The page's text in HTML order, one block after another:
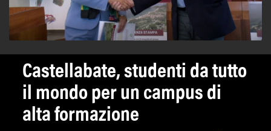
Castellabate, studenti da tutto
il mondo per un campus di
alta formazione